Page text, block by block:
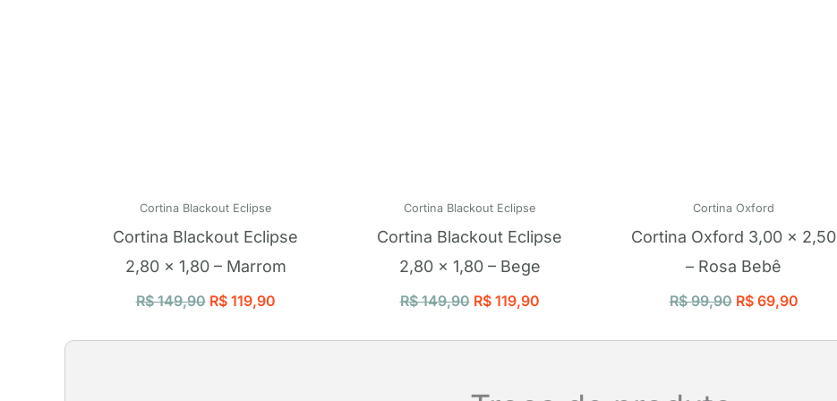
Cortina Blackout Eclipse
Cortina Blackout Eclipse
2,80 x 1,80 – Marrom
R$149,90 R$119,90
Cortina Blackout Eclipse
Cortina Blackout Eclipse
2,80 x 1,80 – Bege
R$149,90 R$119,90
Cortina Oxford
Cortina Oxford 3,00 x 2,50
– Rosa Bebê
R$99,90 R$69,90